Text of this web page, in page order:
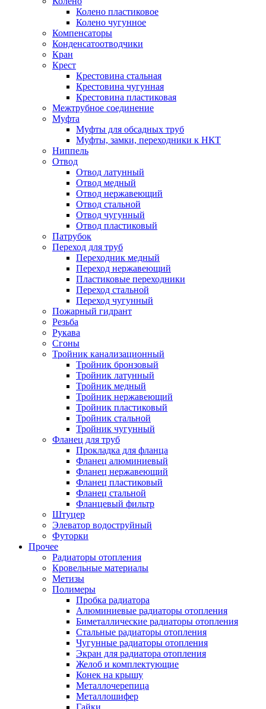
Колено пластиковое
Колено чугунное
Компенсаторы
Конденсатоотводчики
Кран
Крест
Крестовина стальная
Крестовина чугунная
Крестовина пластиковая
Межтрубное соединение
Муфта
Муфты для обсадных труб
Муфты, замки, переходники к НКТ
Ниппель
Отвод
Отвод латунный
Отвод медный
Отвод нержавеющий
Отвод стальной
Отвод чугунный
Отвод пластиковый
Патрубок
Переход для труб
Переходник медный
Переход нержавеющий
Пластиковые переходники
Переход стальной
Переход чугунный
Пожарный гидрант
Резьба
Рукава
Сгоны
Тройник канализационный
Тройник бронзовый
Тройник латунный
Тройник медный
Тройник нержавеющий
Тройник пластиковый
Тройник стальной
Тройник чугунный
Фланец для труб
Прокладка для фланца
Фланец алюминиевый
Фланец нержавеющий
Фланец пластиковый
Фланец стальной
Фланцевый фильтр
Штуцер
Элеватор водоструйный
Футорки
Прочее
Радиаторы отопления
Кровельные материалы
Метизы
Полимеры
Пробка радиатора
Алюминиевые радиаторы отопления
Биметаллические радиаторы отопления
Стальные радиаторы отопления
Чугунные радиаторы отопления
Экран для радиатора отопления
Желоб и комплектующие
Конек на крышу
Металлочерепица
Металлошифер
Гайки